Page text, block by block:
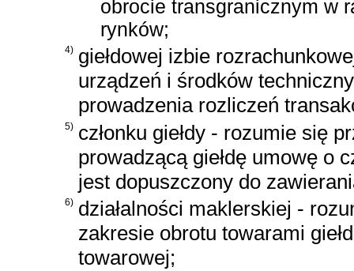
obrocie transgranicznym w
rynków;
4) giełdowej izbie
urządzeń i środków
prowadzenia rozliczeń
5) członku giełdy - rozumie się
prowadzącą giełdę umowę o
jest dopuszczony do
6) działalności maklerskiej -
zakresie obrotu towarami
towarowej;